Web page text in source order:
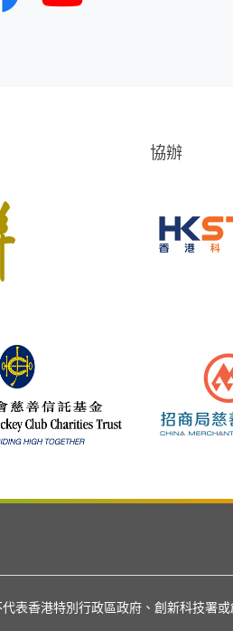
協辦
香港特別行政區政府、創新科技署